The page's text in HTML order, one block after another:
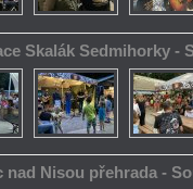
Skalák Sedmihorky -
nad Nisou přehrada -